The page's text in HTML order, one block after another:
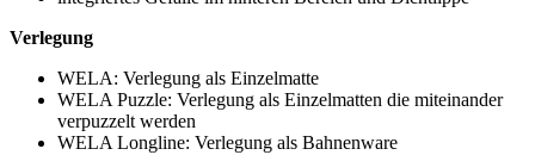
Verlegung
WELA: Verlegung als Einzelmatte
WELA Puzzle: Verlegung als Einzelmatten die miteinander
verpuzzelt werden
WELA Longline: Verlegung als Bahnenware